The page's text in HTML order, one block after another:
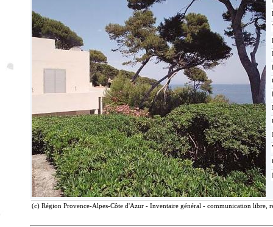
(c) Région Provence-Alpes-Côte d'Azur - Inventaire général - communication libre,